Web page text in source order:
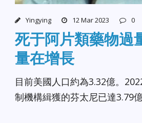
Yingying 12 Mar 2023 0
死于阿片類藥物過
量在增長
目前美國人口約為3.32億。
制機構緝獲的芬太尼已達3.79億